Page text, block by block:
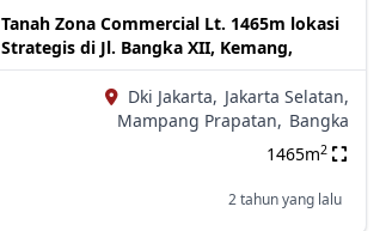
Tanah Zona Commercial Lt. 1465m lokasi
Strategis di Jl. Bangka XII, Kemang,
Dki Jakarta, Jakarta Selatan,
Mampang Prapatan, Bangka
1465m2
2 tahun yang lalu